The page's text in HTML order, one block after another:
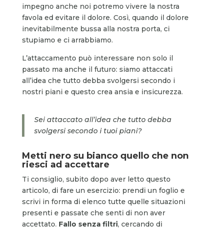
impegno anche noi potremo vivere la nostra
favola ed evitare il dolore. Così, quando il dolore
inevitabilmente bussa alla nostra porta, ci
stupiamo e ci arrabbiamo.
L’attaccamento può interessare non solo il
passato ma anche il futuro: siamo attaccati
all’idea che tutto debba svolgersi secondo i
nostri piani e questo crea ansia e insicurezza.
Sei attaccato all’idea che tutto debba
svolgersi secondo i tuoi piani?
Metti nero su bianco quello che non
riesci ad accettare
Ti consiglio, subito dopo aver letto questo
articolo, di fare un esercizio: prendi un foglio e
scrivi in forma di elenco tutte quelle situazioni
presenti e passate che senti di non aver
accettato. Fallo senza filtri, cercando di